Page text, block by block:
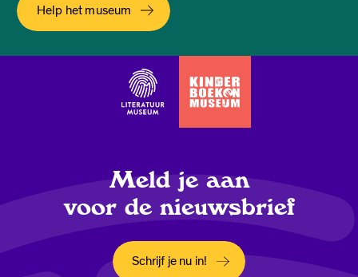
Help het museum
Meld je aan
voor de nieuwsbrief
Opent in een nieuw tabblad
Schrijf je nu in!